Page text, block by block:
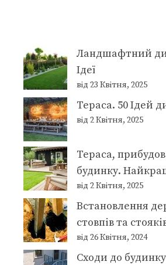
Ландшафтний
Ідеї
від 23 Квітня, 2025
Тераса. 50 Ідей
від 2 Квітня, 2025
Тераса,
будинку.
від 2 Квітня, 2025
Встановлення
стовпів та
від 26 Квітня, 2024
Сходи до